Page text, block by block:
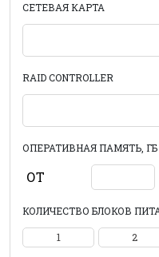
СЕТЕВАЯ КАРТА
RAID CONTROLLER
ОПЕРАТИВНАЯ ПАМЯТЬ, ГБ
ОТ
КОЛИЧЕСТВО БЛОКОВ
1 2